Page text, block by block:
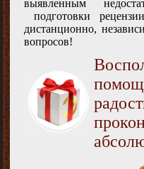
выявленным
подготовки
дистанционно,
вопросов!